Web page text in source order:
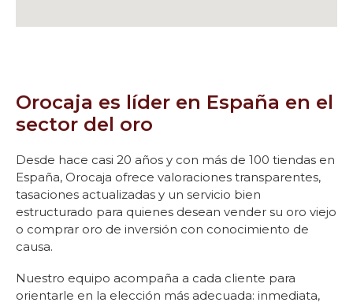
C. de Clara del Rey, 48
28002 Madrid (Madrid), ES
Oro Caja
cc La Dehesa Ctra. Madrid-Barcelona, km
28805 Alcalá de Henares (Madrid), ES
Orocaja es líder en España en el
sector del oro
Desde hace casi 20 años y con más de 100 tiendas en
España, Orocaja ofrece valoraciones transparentes,
tasaciones actualizadas y un servicio bien
estructurado para quienes desean vender su oro viejo
o comprar oro de inversión con conocimiento de
causa.
Nuestro equipo acompaña a cada cliente para
orientarle en la elección más adecuada: inmediata,